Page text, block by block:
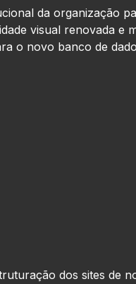
da organização
visual renovada e
o novo banco de
dos sites de